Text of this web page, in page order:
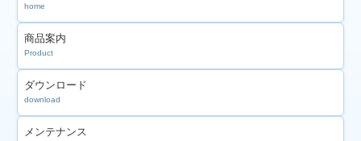
home
商品案内
Product
ダウンロード
download
メンテナンス